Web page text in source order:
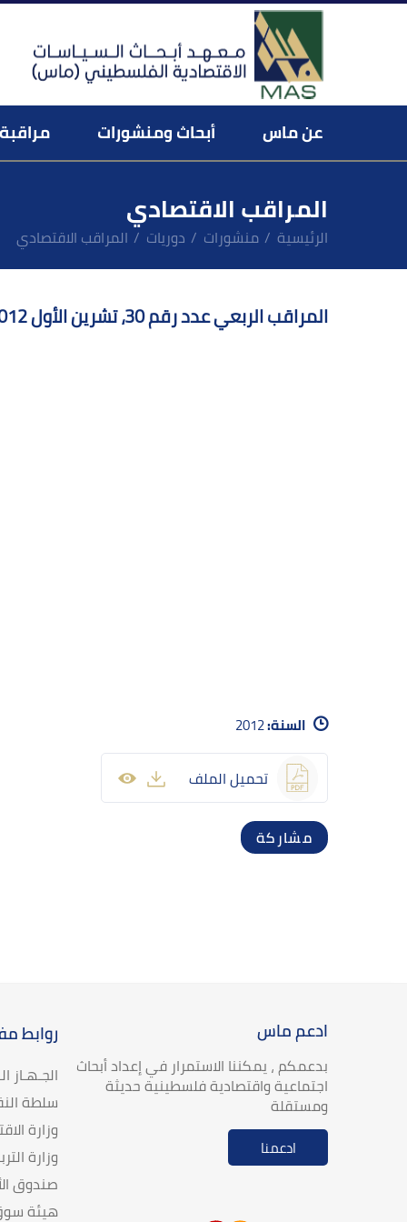
عن ماس أبحاث ومنشورات
المراقب الاقتصادي
الرئيسية منشورات دوريات المراقب الاقتصادي
المراقب الربعي عدد رقم 30، تشرين الأول 2012
السنة:2012
تحميل الملف
مشاركة
ادعم ماس
بدعمكم ، يمكننا الاستمرار في إعداد أبحاث
اجتماعية واقتصادية فلسطينية حديثة
ومستقلة
ادعمنا
روابط
الجـهـاز
سلطة
وزارة
وزارة
صندوق
هيئة